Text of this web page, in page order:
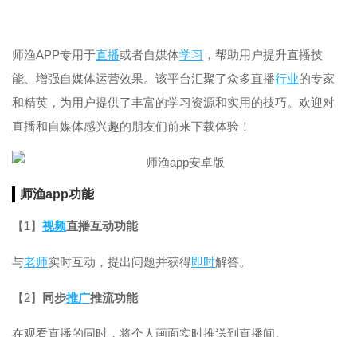
师渔APP专用于直播或者自媒体学习 ，帮助用户提升直播技
能、增强自媒体运营效果。该平台汇聚了众多直播行业的专家
和精英，为用户提供了丰富的学习资源和实用的技巧。欢迎对
直播和自媒体感兴趣的朋友们前来下载体验！
师渔app功能
【1】 视频直播互动功能
与老师实时互动，提出问题并获得即时解答。
【2】 同步推广推流功能
在观看直播的同时，将个人画面实时推送到直播间。